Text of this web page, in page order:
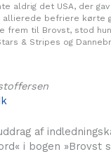
aldrig det USA, der
allierede befriere kørte
frem til Brovst, stod
& Stripes og
af
i bogen »Brovst